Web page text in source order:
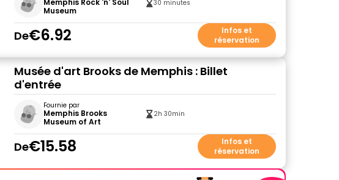
Memphis Rock 'n' Soul
Museum
30 minutes
De€6.92
Infos et
réservation
Musée d'art Brooks de Memphis : Billet
d'entrée
Fournie par
Memphis Brooks
Museum of Art
2h 30min
De€15.58
Infos et
réservation